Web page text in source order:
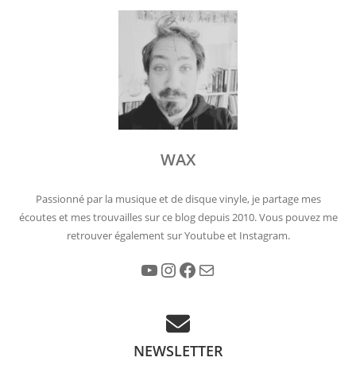
WAX
Passionné par la musique et de disque vinyle, je partage mes
écoutes et mes trouvailles sur ce blog depuis 2010. Vous pouvez me
retrouver également sur Youtube et Instagram.
YouTube Instagram Facebook
NEWSLETTER